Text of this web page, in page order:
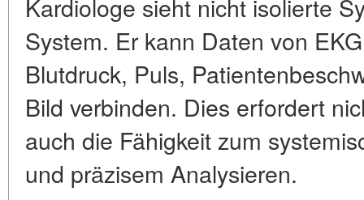
Kardiologe sieht nicht isolierte
System. Er kann Daten von
Blutdruck, Puls,
Bild verbinden. Dies erfordert
auch die Fähigkeit zum
und präzisem Analysieren.